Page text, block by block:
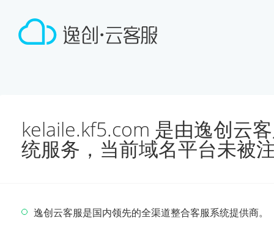
kelaile.kf5.com 是由逸创云
统服务，当前域名平台未被
逸创云客服是国内领先的全渠道整合客服系统提供商。